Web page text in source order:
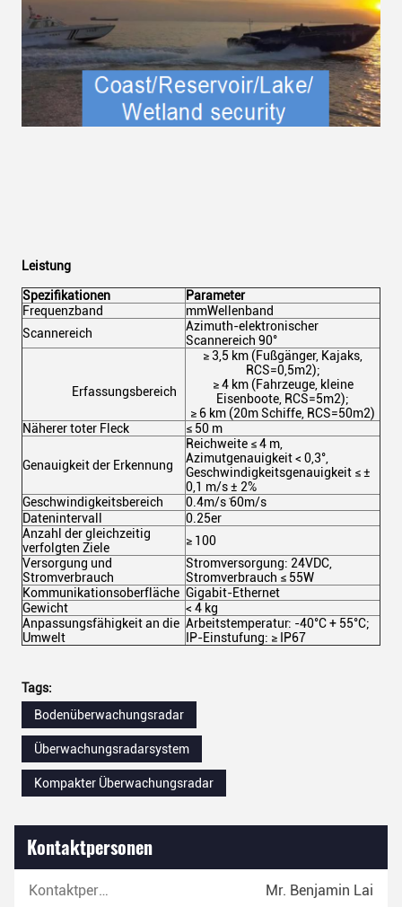
Leistung
Spezifikationen
Parameter
Frequenzband
mmWellenband
Scannereich
Azimuth-elektronischer
Scannereich 90°
Erfassungsbereich
≥ 3,5 km (Fußgänger, Kajaks,
RCS=0,5m2);
≥ 4 km (Fahrzeuge, kleine
Eisenboote, RCS=5m2);
≥ 6 km (20m Schiffe, RCS=50m2)
Näherer toter Fleck
≤ 50 m
Genauigkeit der Erkennung
Reichweite ≤ 4 m,
Azimutgenauigkeit < 0,3°,
Geschwindigkeitsgenauigkeit ≤ ±
0,1 m/s ± 2%
Geschwindigkeitsbereich
0.4m/s ̇60m/s
Datenintervall
0.25er
Anzahl der gleichzeitig
verfolgten Ziele
≥ 100
Versorgung und
Stromverbrauch
Stromversorgung: 24VDC,
Stromverbrauch ≤ 55W
Kommunikationsoberfläche Gigabit-Ethernet
Gewicht
< 4 kg
Anpassungsfähigkeit an die
Umwelt
Arbeitstemperatur: -40°C + 55°C;
IP-Einstufung: ≥ IP67
Tags:
Bodenüberwachungsradar
Überwachungsradarsystem
Kompakter Überwachungsradar
Kontaktpersonen
Kontaktpersonen: Mr. Benjamin Lai